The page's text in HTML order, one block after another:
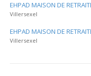
EHPAD MAISON DE
Villersexel
EHPAD MAISON DE
Villersexel